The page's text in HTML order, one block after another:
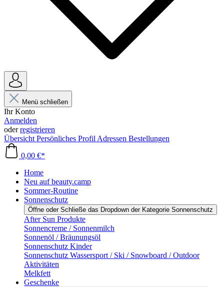
Menü schließen
Ihr Konto
Anmelden
oderregistrieren
Übersicht Persönliches Profil Adressen Bestellungen
0,00 €*
Home
Neu auf beauty.camp
Sommer-Routine
Sonnenschutz
Öffne oder Schließe das Dropdown der Kategorie Sonnenschutz
After Sun Produkte
Sonnencreme / Sonnenmilch
Sonnenöl / Bräunungsöl
Sonnenschutz Kinder
Sonnenschutz Wassersport / Ski / Snowboard / Outdoor
Aktivitäten
Melkfett
Geschenke